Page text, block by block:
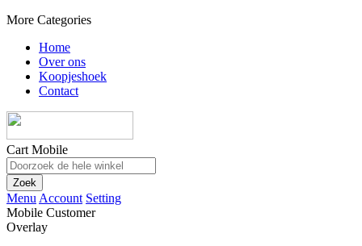
More Categories
Home
Over ons
Koopjeshoek
Contact
Cart Mobile
Zoek
Menu Account Setting
Mobile Customer
Overlay